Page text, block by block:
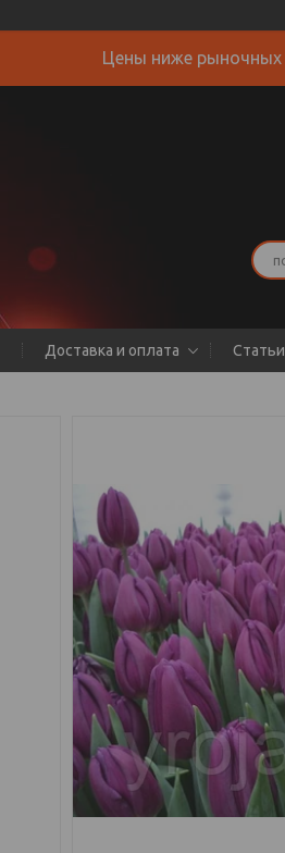
Цены ниже рыночных
Доставка и оплата Статьи